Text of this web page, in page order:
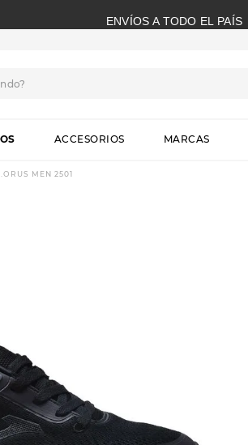
ENVÍOS A TODO EL PAÍS
ACCESORIOS MARCAS
MEN 2501